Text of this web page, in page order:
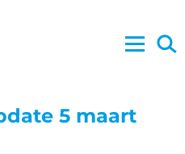
5 maart